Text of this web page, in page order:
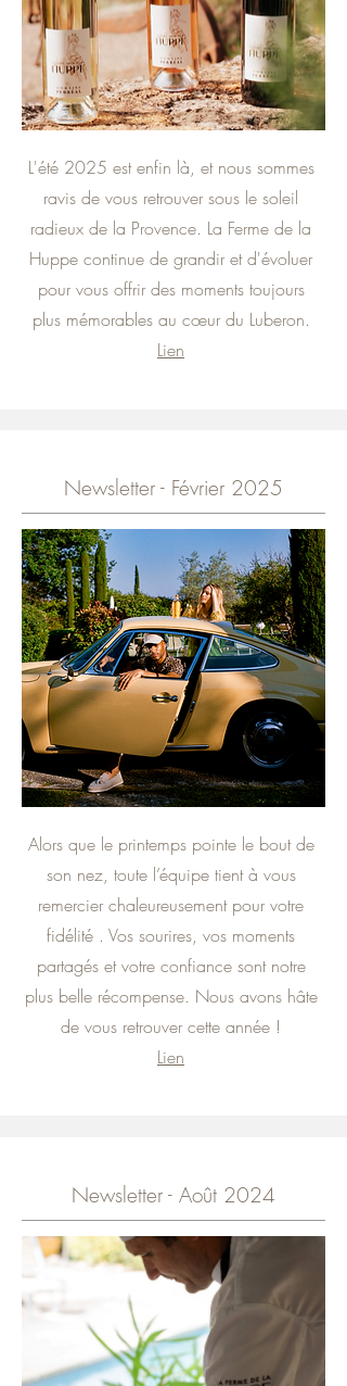
L'été 2025 est enfin là, et nous sommes
ravis de vous retrouver sous le soleil
radieux de la Provence. La Ferme de la
Huppe continue de grandir et d'évoluer
pour vous offrir des moments toujours
plus mémorables au cœur du Luberon.
Lien
Newsletter - Février 2025
Alors que le printemps pointe le bout de
son nez, toute l’équipe tient à vous
remercier chaleureusement pour votre
fidélité . Vos sourires, vos moments
partagés et votre confiance sont notre
plus belle récompense. Nous avons hâte
de vous retrouver cette année !
Lien
Newsletter - Août 2024